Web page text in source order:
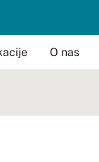
O nas